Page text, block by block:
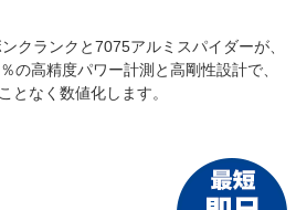
クランクと7075アルミスパイダーが、
の高精度パワー計測と高剛性設計で、
となく数値化します。